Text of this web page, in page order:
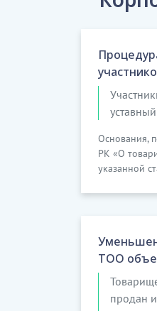
Основания,
РК «О
указанной
ТОО
продан